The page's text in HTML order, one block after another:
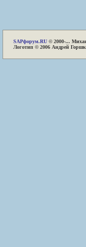
SAPфорум.RU © 2000-...
Логотип © 2006 Андрей